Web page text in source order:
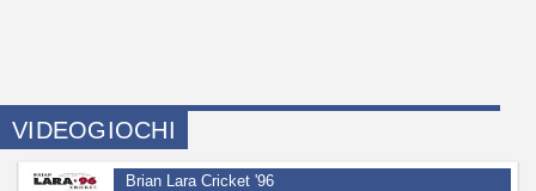
VIDEOGIOCHI
Brian Lara Cricket '96